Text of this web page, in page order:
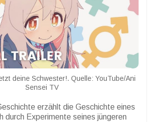
deine Schwester!. Quelle: YouTube/Ani
Sensei TV
erzählt die Geschichte eines
durch Experimente seines jüngeren